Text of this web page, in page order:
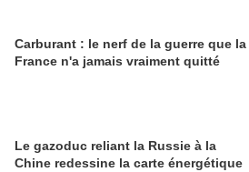
Carburant : le nerf de la guerre que la
France n'a jamais vraiment quitté
Le gazoduc reliant la Russie à la
Chine redessine la carte énergétique